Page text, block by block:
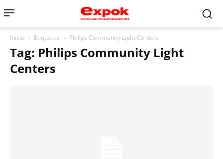
Inicio Etiquetas Philips Community Light Centers
Tag: Philips Community Light
Centers